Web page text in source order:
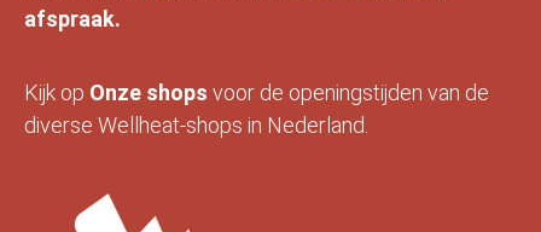
afspraak.
Kijk op Onze shops voor de openingstijden van de
diverse Wellheat-shops in Nederland.